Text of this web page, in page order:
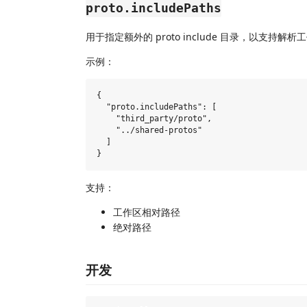
proto.includePaths
用于指定额外的 proto include 目录，以支持解析工
示例：
{
  "proto.includePaths": [
    "third_party/proto",
    "../shared-protos"
支持：
工作区相对路径
绝对路径
开发